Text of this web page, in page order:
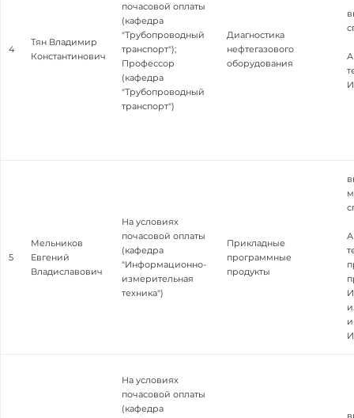
4
Тян Владимир
Константинович
почасовой оплаты
(кафедра
"Трубопроводный
транспорт");
Профессор
(кафедра
"Трубопроводный
транспорт")
Диагностика
нефтегазового
оборудования
5
Мельников
Евгений
Владиславович
На условиях
почасовой оплаты
(кафедра
"Информационно-
измерительная
техника")
Прикладные
программные
продукты
На условиях
почасовой оплаты
(кафедра